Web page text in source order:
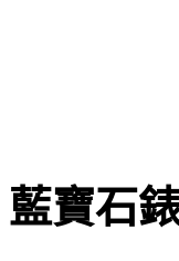
藍寶石